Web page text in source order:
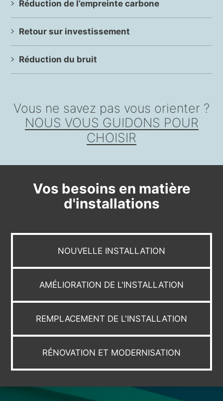
Réduction de l’empreinte carbone
Retour sur investissement
Réduction du bruit
Vous ne savez pas vous orienter ?
NOUS VOUS GUIDONS POUR
CHOISIR
Vos besoins en matière
d'installations
NOUVELLE INSTALLATION
AMÉLIORATION DE L'INSTALLATION
REMPLACEMENT DE L'INSTALLATION
RÉNOVATION ET MODERNISATION